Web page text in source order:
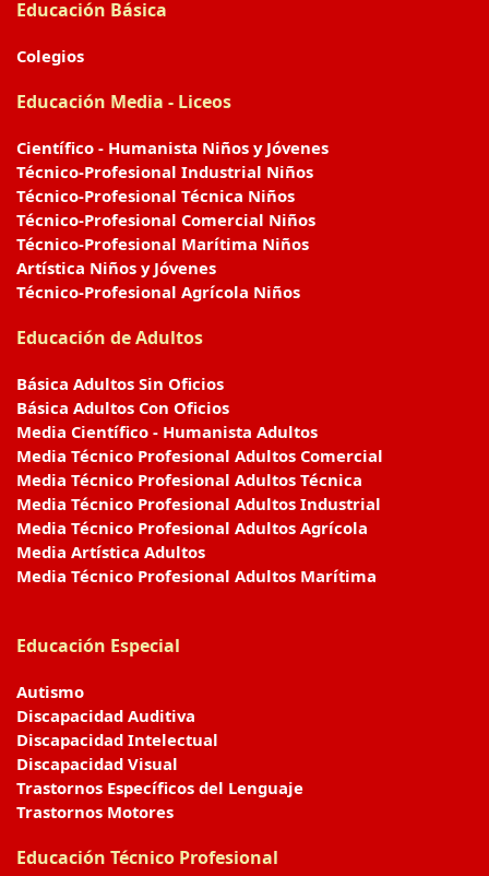
Educación Básica
Colegios
Educación Media - Liceos
Científico - Humanista Niños y Jóvenes
Técnico-Profesional Industrial Niños
Técnico-Profesional Técnica Niños
Técnico-Profesional Comercial Niños
Técnico-Profesional Marítima Niños
Artística Niños y Jóvenes
Técnico-Profesional Agrícola Niños
Educación de Adultos
Básica Adultos Sin Oficios
Básica Adultos Con Oficios
Media Científico - Humanista Adultos
Media Técnico Profesional Adultos Comercial
Media Técnico Profesional Adultos Técnica
Media Técnico Profesional Adultos Industrial
Media Técnico Profesional Adultos Agrícola
Media Artística Adultos
Media Técnico Profesional Adultos Marítima
Educación Especial
Autismo
Discapacidad Auditiva
Discapacidad Intelectual
Discapacidad Visual
Trastornos Específicos del Lenguaje
Trastornos Motores
Educación Técnico Profesional